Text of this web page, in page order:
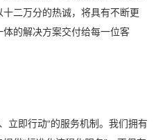
二万分的热诚，将具有不断更
的解决方案交付给每一位客
立即行动“的服务机制。我们拥有